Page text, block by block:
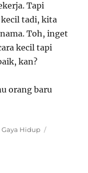
Tapi
tadi, kita
Toh, inget
kecil tapi
kan?
orang baru
Categories
Gaya Hidup